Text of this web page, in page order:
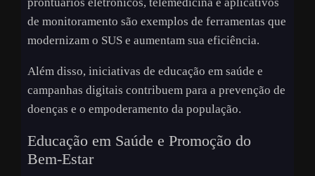
prontuários eletrônicos, telemedicina e aplicativos
de monitoramento são exemplos de ferramentas que
modernizam o SUS e aumentam sua eficiência.
Além disso, iniciativas de educação em saúde e
campanhas digitais contribuem para a prevenção de
doenças e o empoderamento da população.
Educação em Saúde e Promoção do
Bem-Estar